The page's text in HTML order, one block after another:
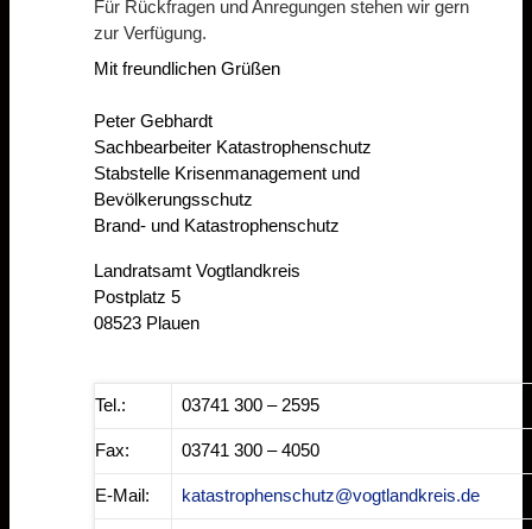
Für Rückfragen und Anregungen stehen wir gern
zur Verfügung.
Mit freundlichen Grüßen
Peter Gebhardt
Sachbearbeiter Katastrophenschutz
Stabstelle Krisenmanagement und
Bevölkerungsschutz
Brand- und Katastrophenschutz
Landratsamt Vogtlandkreis
Postplatz 5
08523 Plauen
Tel.: 03741 300 – 2595
Fax: 03741 300 – 4050
E-Mail: katastrophenschutz@vogtlandkreis.de